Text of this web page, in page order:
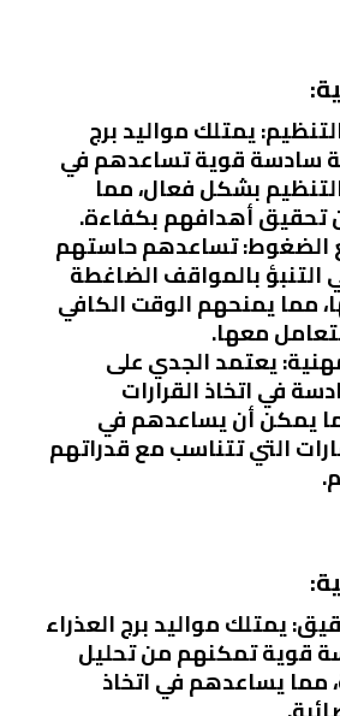
يمتلك مواليد برج
سادسة قوية تساعدهم في
بشكل فعال، مما
أهدافهم بكفاءة.
الضغوط:تساعدهم حاستهم
التنبؤ بالمواقف الضاغطة
مما يمنحهم الوقت الكافي
معها.
يعتمد الجدي على
في اتخاذ القرارات
يمكن أن يساعدهم في
التي تتناسب مع قدراتهم
يمتلك مواليد برج العذراء
قوية تمكنهم من تحليل
مما يساعدهم في اتخاذ